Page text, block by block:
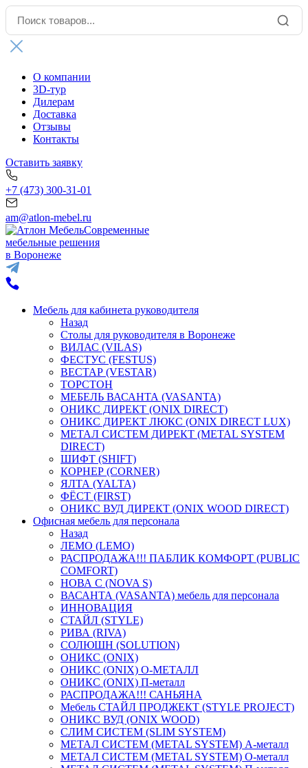
О компании
3D-тур
Дилерам
Доставка
Отзывы
Контакты
Оставить заявку
+7 (473) 300-31-01
am@atlon-mebel.ru
Современные
мебельные решения
в Воронеже
Мебель для кабинета руководителя
Назад
Столы для руководителя в Воронеже
ВИЛАС (VILAS)
ФЕСТУС (FESTUS)
ВЕСТАР (VESTAR)
ТОРСТОН
МЕБЕЛЬ ВАСАНТА (VASANTA)
ОНИКС ДИРЕКТ (ONIX DIRECT)
ОНИКС ДИРЕКТ ЛЮКС (ONIX DIRECT LUX)
МЕТАЛ СИСТЕМ ДИРЕКТ (METAL SYSTEM
DIRECT)
ШИФТ (SHIFT)
КОРНЕР (CORNER)
ЯЛТА (YALTA)
ФЁСТ (FIRST)
ОНИКС ВУД ДИРЕКТ (ONIX WOOD DIRECT)
Офисная мебель для персонала
Назад
ЛЕМО (LEMO)
РАСПРОДАЖА!!! ПАБЛИК КОМФОРТ (PUBLIC
COMFORT)
НОВА С (NOVA S)
ВАСАНТА (VASANTA) мебель для персонала
ИННОВАЦИЯ
СТАЙЛ (STYLE)
РИВА (RIVA)
СОЛЮШН (SOLUTION)
ОНИКС (ONIX)
ОНИКС (ONIX) O-МЕТАЛЛ
ОНИКС (ONIX) П-металл
РАСПРОДАЖА!!! САНЬЯНА
Мебель СТАЙЛ ПРОДЖЕКТ (STYLE PROJECT)
ОНИКС ВУД (ONIX WOOD)
СЛИМ СИСТЕМ (SLIM SYSTEM)
МЕТАЛ СИСТЕМ (METAL SYSTEM) А-металл
МЕТАЛ СИСТЕМ (METAL SYSTEM) О-металл